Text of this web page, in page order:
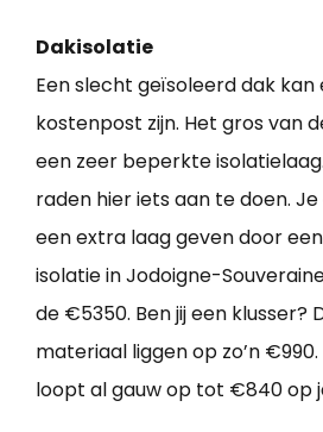
Dakisolatie
Een slecht geïsoleerd dak kan
kostenpost zijn. Het gros van
een zeer beperkte
raden hier iets aan te doen.
een extra laag geven door
isolatie in Jodoigne-
de €5350. Ben jij een klusser?
materiaal liggen op zo’n
loopt al gauw op tot €840 op